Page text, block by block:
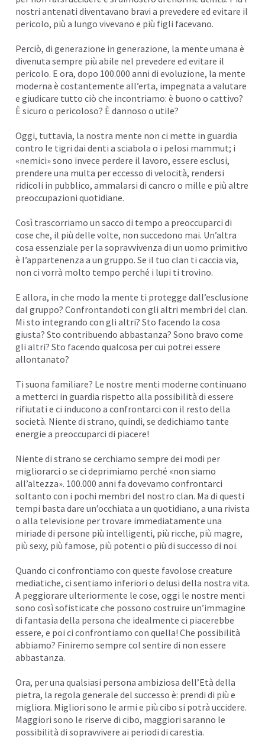
nostri antenati diventavano bravi a prevedere ed evitare il
pericolo, più a lungo vivevano e più figli facevano.
Perciò, di generazione in generazione, la mente umana è
divenuta sempre più abile nel prevedere ed evitare il
pericolo. E ora, dopo 100.000 anni di evoluzione, la mente
moderna è costantemente all’erta, impegnata a valutare
e giudicare tutto ciò che incontriamo: è buono o cattivo?
È sicuro o pericoloso? È dannoso o utile?
Oggi, tuttavia, la nostra mente non ci mette in guardia
contro le tigri dai denti a sciabola o i pelosi mammut; i
«nemici» sono invece perdere il lavoro, essere esclusi,
prendere una multa per eccesso di velocità, rendersi
ridicoli in pubblico, ammalarsi di cancro o mille e più altre
preoccupazioni quotidiane.
Così trascorriamo un sacco di tempo a preoccuparci di
cose che, il più delle volte, non succedono mai. Un’altra
cosa essenziale per la sopravvivenza di un uomo primitivo
è l’appartenenza a un gruppo. Se il tuo clan ti caccia via,
non ci vorrà molto tempo perché i lupi ti trovino.
E allora, in che modo la mente ti protegge dall’esclusione
dal gruppo? Confrontandoti con gli altri membri del clan.
Mi sto integrando con gli altri? Sto facendo la cosa
giusta? Sto contribuendo abbastanza? Sono bravo come
gli altri? Sto facendo qualcosa per cui potrei essere
allontanato?
Ti suona familiare? Le nostre menti moderne continuano
a metterci in guardia rispetto alla possibilità di essere
rifiutati e ci inducono a confrontarci con il resto della
società. Niente di strano, quindi, se dedichiamo tante
energie a preoccuparci di piacere!
Niente di strano se cerchiamo sempre dei modi per
migliorarci o se ci deprimiamo perché «non siamo
all’altezza». 100.000 anni fa dovevamo confrontarci
soltanto con i pochi membri del nostro clan. Ma di questi
tempi basta dare un’occhiata a un quotidiano, a una rivista
o alla televisione per trovare immediatamente una
miriade di persone più intelligenti, più ricche, più magre,
più sexy, più famose, più potenti o più di successo di noi.
Quando ci confrontiamo con queste favolose creature
mediatiche, ci sentiamo inferiori o delusi della nostra vita.
A peggiorare ulteriormente le cose, oggi le nostre menti
sono così sofisticate che possono costruire un’immagine
di fantasia della persona che idealmente ci piacerebbe
essere, e poi ci confrontiamo con quella! Che possibilità
abbiamo? Finiremo sempre col sentire di non essere
abbastanza.
Ora, per una qualsiasi persona ambiziosa dell’Età della
pietra, la regola generale del successo è: prendi di più e
migliora. Migliori sono le armi e più cibo si potrà uccidere.
Maggiori sono le riserve di cibo, maggiori saranno le
possibilità di sopravvivere ai periodi di carestia.